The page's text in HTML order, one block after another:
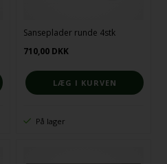
Sanseplader runde 4stk
710,00 DKK
På lager